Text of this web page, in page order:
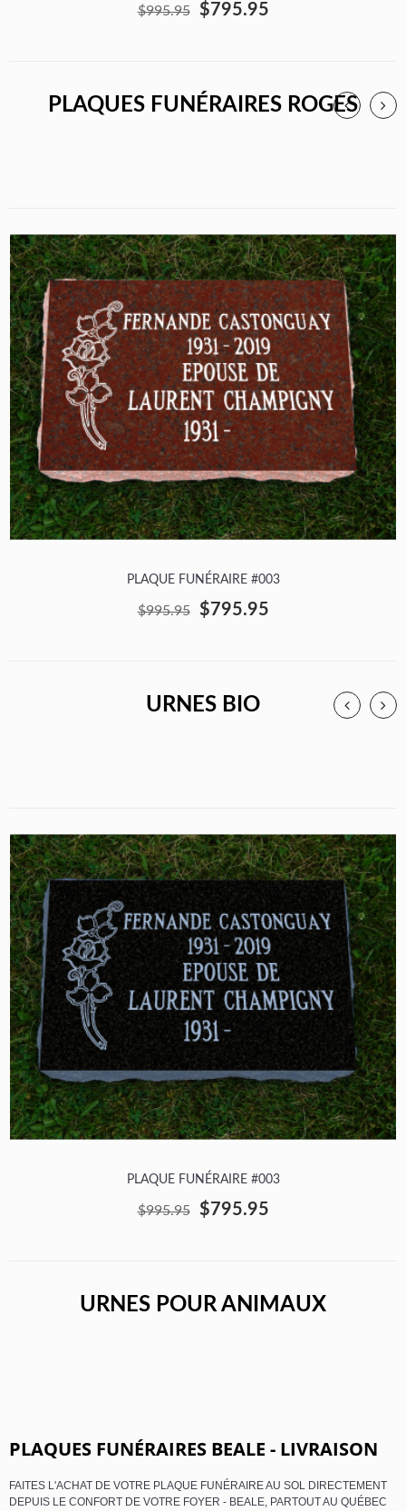
$995.95 $795.95
PLAQUES FUNÉRAIRES ROGES
PLAQUE FUNÉRAIRE #003
$995.95 $795.95
URNES BIO
PLAQUE FUNÉRAIRE #003
$995.95 $795.95
URNES POUR ANIMAUX
PLAQUES FUNÉRAIRES BEALE - LIVRAISON
FAITES L'ACHAT DE VOTRE PLAQUE FUNÉRAIRE AU SOL DIRECTEMENT
DEPUIS LE CONFORT DE VOTRE FOYER - BEALE, PARTOUT AU QUÉBEC